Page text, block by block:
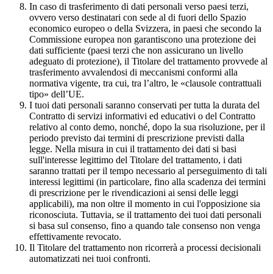
In caso di trasferimento di dati personali verso paesi terzi,
ovvero verso destinatari con sede al di fuori dello Spazio
economico europeo o della Svizzera, in paesi che secondo la
Commissione europea non garantiscono una protezione dei
dati sufficiente (paesi terzi che non assicurano un livello
adeguato di protezione), il Titolare del trattamento provvede al
trasferimento avvalendosi di meccanismi conformi alla
normativa vigente, tra cui, tra l’altro, le «clausole contrattuali
tipo» dell’UE.
I tuoi dati personali saranno conservati per tutta la durata del
Contratto di servizi informativi ed educativi o del Contratto
relativo al conto demo, nonché, dopo la sua risoluzione, per il
periodo previsto dai termini di prescrizione previsti dalla
legge. Nella misura in cui il trattamento dei dati si basi
sull'interesse legittimo del Titolare del trattamento, i dati
saranno trattati per il tempo necessario al perseguimento di tali
interessi legittimi (in particolare, fino alla scadenza dei termini
di prescrizione per le rivendicazioni ai sensi delle leggi
applicabili), ma non oltre il momento in cui l'opposizione sia
riconosciuta. Tuttavia, se il trattamento dei tuoi dati personali
si basa sul consenso, fino a quando tale consenso non venga
effettivamente revocato.
Il Titolare del trattamento non ricorrerà a processi decisionali
automatizzati nei tuoi confronti.